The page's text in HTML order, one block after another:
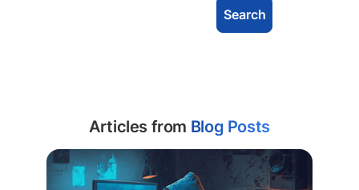
Articles from Blog Posts